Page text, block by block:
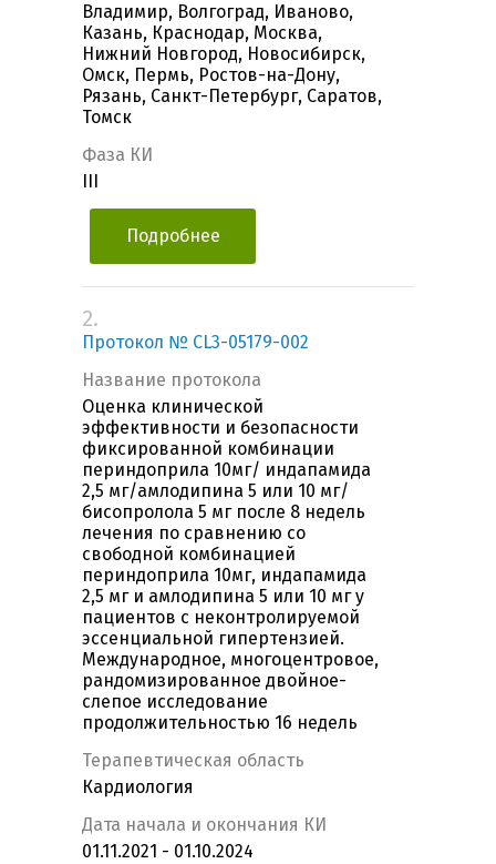
Владимир, Волгоград, Иваново,
Казань, Краснодар, Москва,
Нижний Новгород, Новосибирск,
Омск, Пермь, Ростов-на-Дону,
Рязань, Санкт-Петербург, Саратов,
Томск
Фаза КИ
Подробнее
2.
Протокол № CL3-05179-002
Название протокола
Оценка клинической
эффективности и безопасности
фиксированной комбинации
периндоприла 10мг/ индапамида
2,5 мг/амлодипина 5 или 10 мг/
бисопролола 5 мг после 8 недель
лечения по сравнению со
свободной комбинацией
периндоприла 10мг, индапамида
2,5 мг и амлодипина 5 или 10 мг у
пациентов с неконтролируемой
эссенциальной гипертензией.
Международное, многоцентровое,
рандомизированное двойное-
слепое исследование
продолжительностью 16 недель
Терапевтическая область
Кардиология
Дата начала и окончания КИ
01.11.2021 - 01.10.2024